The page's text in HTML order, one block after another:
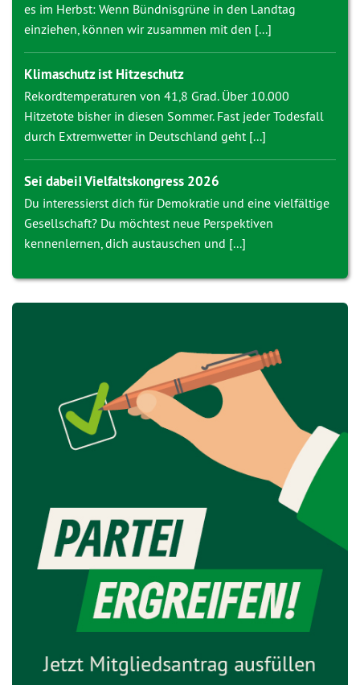
es im Herbst: Wenn Bündnisgrüne in den Landtag
einziehen, können wir zusammen mit den [...]
Klimaschutz ist Hitzeschutz
Rekordtemperaturen von 41,8 Grad. Über 10.000
Hitzetote bisher in diesen Sommer. Fast jeder Todesfall
durch Extremwetter in Deutschland geht [...]
Sei dabei! Vielfaltskongress 2026
Du interessierst dich für Demokratie und eine vielfältige
Gesellschaft? Du möchtest neue Perspektiven
kennenlernen, dich austauschen und [...]